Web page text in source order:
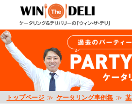
トップページ ≫ケータリング事例集 ≫某